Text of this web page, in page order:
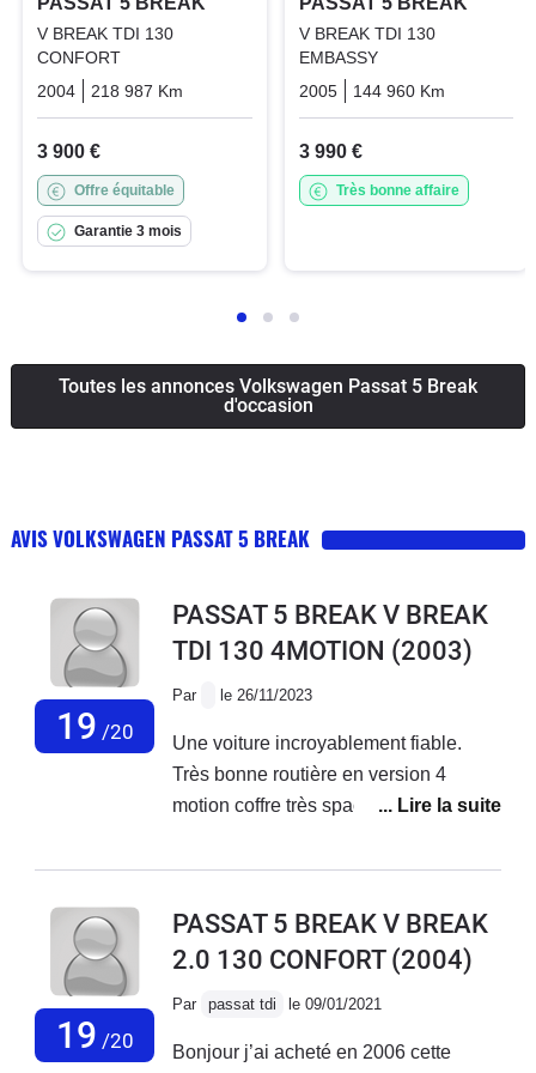
V BREAK TDI 130
CONFORT
2004
218 987 Km Diesel
3 900 €
Offre équitable
Garantie 3 mois
V BREAK TDI 130
EMBASSY
2005
144 960 Km
3 990 €
Très bonne affaire
Toutes les annonces Volkswagen Passat 5 Break
d'occasion
AVIS VOLKSWAGEN PASSAT 5 BREAK
19 /20
PASSAT 5 BREAK V BREAK
TDI 130 4MOTION (2003)
Par le 26/11/2023
Une voiture incroyablement fiable.
Très bonne routière en version 4
motion coffre très spacieux
mienne arrive aux 400000 kms ..je
19 /20
PASSAT 5 BREAK V BREAK
2.0 130 CONFORT(2004)
Par passat tdi le 09/01/2021
Bonjour j’ai acheté en 2006 cette